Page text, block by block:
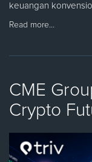
keuangan
Read more…
CME
Crypto